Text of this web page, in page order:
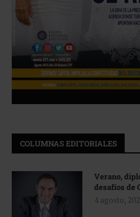
COLUMNAS EDITORIALES
Verano,
desafíos de
4 agosto,